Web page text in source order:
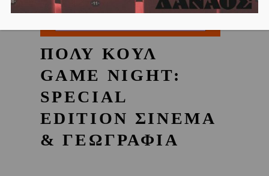
ΠΟΛΥ ΚΟΥΛ
GAME NIGHT:
SPECIAL
EDITION ΣΙΝΕΜΑ
& ΓΕΩΓΡΑΦΙΑ